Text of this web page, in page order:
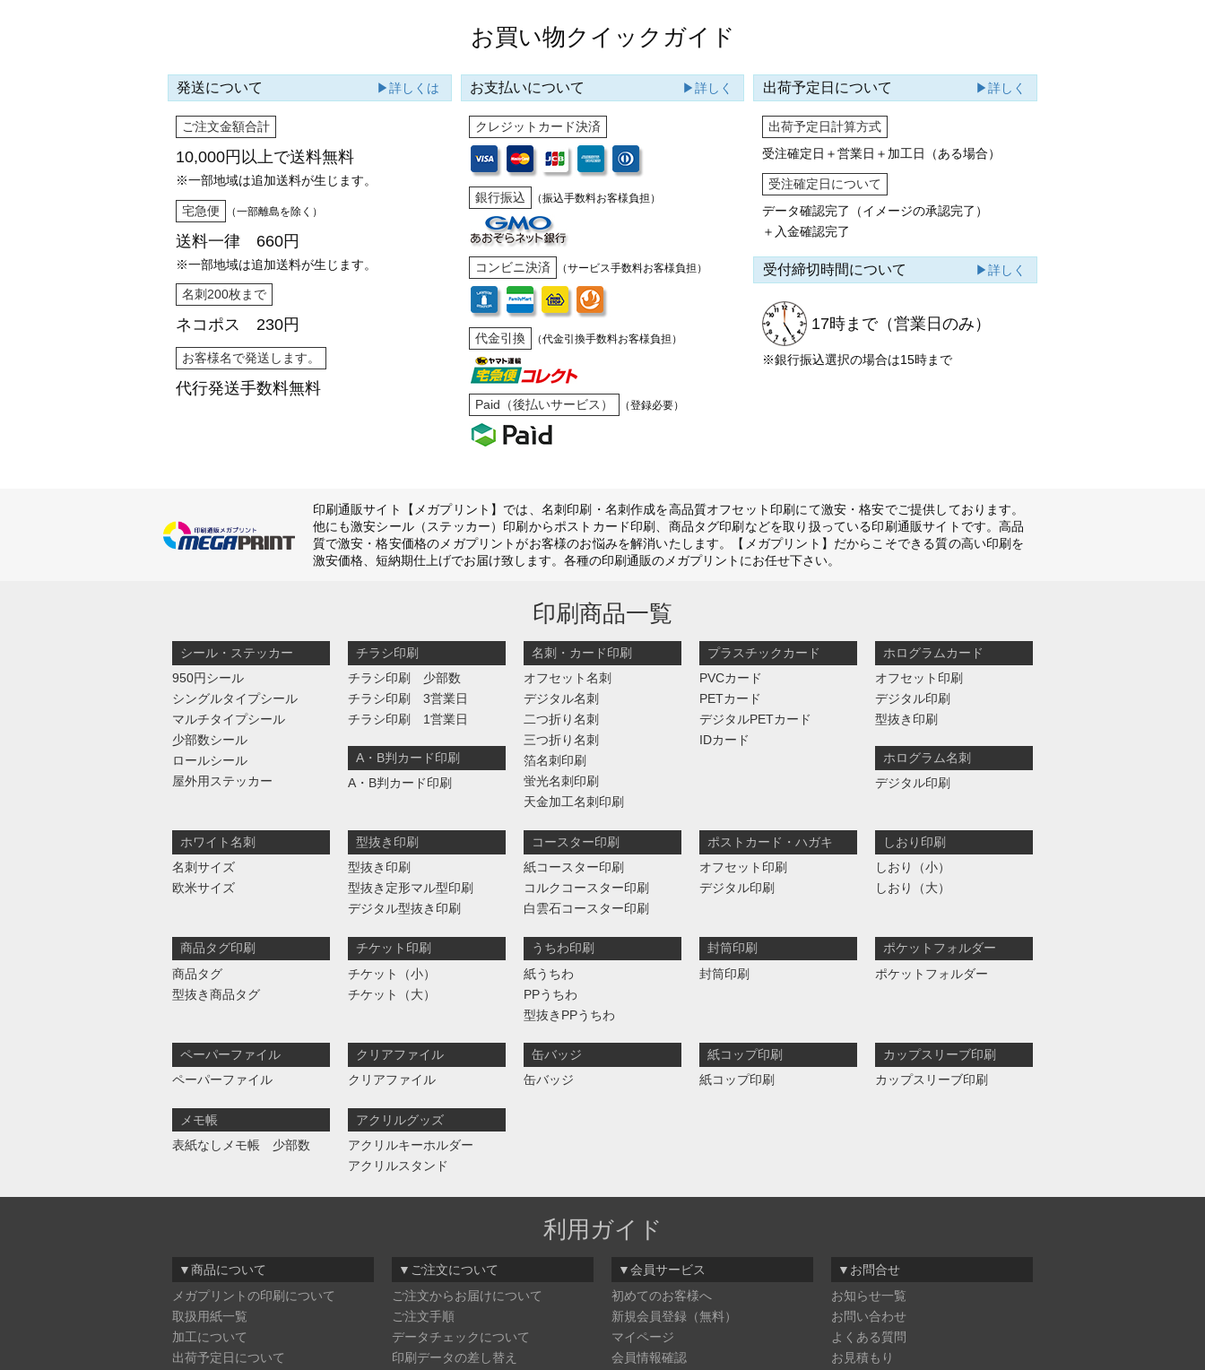
お買い物クイックガイド
発送について ▶詳しくは
ご注文金額合計
10,000円以上で送料無料
※一部地域は追加送料が生じます。
宅急便 （一部離島を除く）
送料一律 660円
※一部地域は追加送料が生じます。
名刺200枚まで
ネコポス 230円
お客様名で発送します。
代行発送手数料無料
お支払いについて ▶詳しく
クレジットカード決済
銀行振込 （振込手数料お客様負担）
コンビニ決済 （サービス手数料お客様負担）
代金引換 （代金引換手数料お客様負担）
Paid（後払いサービス） （登録必要）
出荷予定日について ▶詳しく
出荷予定日計算方式
受注確定日＋営業日＋加工日（ある場合）
受注確定日について
データ確認完了（イメージの承認完了）
＋入金確認完了
受付締切時間について ▶詳しく
17時まで（営業日のみ）
※銀行振込選択の場合は15時まで
印刷通販サイト【メガプリント】では、名刺印刷・名刺作成を高品質オフセット印刷にて激安・格安でご提供しております。
他にも激安シール（ステッカー）印刷からポストカード印刷、商品タグ印刷などを取り扱っている印刷通販サイトです。高品
質で激安・格安価格のメガプリントがお客様のお悩みを解消いたします。【メガプリント】だからこそできる質の高い印刷を
激安価格、短納期仕上げでお届け致します。各種の印刷通販のメガプリントにお任せ下さい。
印刷商品一覧
シール・ステッカー
950円シール
シングルタイプシール
マルチタイプシール
少部数シール
ロールシール
屋外用ステッカー
チラシ印刷
チラシ印刷 少部数
チラシ印刷 3営業日
チラシ印刷 1営業日
A・B判カード印刷
A・B判カード印刷
名刺・カード印刷
オフセット名刺
デジタル名刺
二つ折り名刺
三つ折り名刺
箔名刺印刷
蛍光名刺印刷
天金加工名刺印刷
プラスチックカード
PVCカード
PETカード
デジタルPETカード
IDカード
ホログラムカード
オフセット印刷
デジタル印刷
型抜き印刷
ホログラム名刺
デジタル印刷
ホワイト名刺
名刺サイズ
欧米サイズ
型抜き印刷
型抜き印刷
型抜き定形マル型印刷
デジタル型抜き印刷
コースター印刷
紙コースター印刷
コルクコースター印刷
白雲石コースター印刷
ポストカード・ハガキ
オフセット印刷
デジタル印刷
しおり印刷
しおり（小）
しおり（大）
商品タグ印刷
商品タグ
型抜き商品タグ
チケット印刷
チケット（小）
チケット（大）
うちわ印刷
紙うちわ
PPうちわ
型抜きPPうちわ
封筒印刷
封筒印刷
ポケットフォルダー
ポケットフォルダー
ペーパーファイル
ペーパーファイル
クリアファイル
クリアファイル
缶バッジ
缶バッジ
紙コップ印刷
紙コップ印刷
カップスリーブ印刷
カップスリーブ印刷
メモ帳
表紙なしメモ帳 少部数
アクリルグッズ
アクリルキーホルダー
アクリルスタンド
利用ガイド
▼商品について
メガプリントの印刷について
取扱用紙一覧
加工について
出荷予定日について
▼ご注文について
ご注文からお届けについて
ご注文手順
データチェックについて
印刷データの差し替え
▼会員サービス
初めてのお客様へ
新規会員登録（無料）
マイページ
会員情報確認
▼お問合せ
お知らせ一覧
お問い合わせ
よくある質問
お見積もり